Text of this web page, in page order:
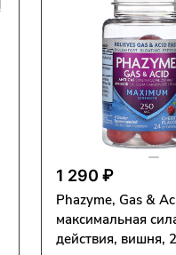
1 290 ₽
Phazyme, Gas &
максимальная
действия, вишня,